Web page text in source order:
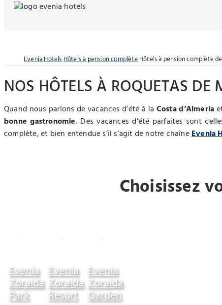
Evenia HotelsHôtels à pension complèteHôtels à pension complète
NOS HÔTELS À ROQUETAS
Quand nous parlons de vacances d’été à la Costa d’Almeria
bonne gastronomie. Des vacances d’été parfaites sont
complète, et bien entendue s’il s’agit de notre chaîneEvenia
Choisissez
Evenia
Zoraida
Park
Evenia
Zoraida
Resort
Evenia
Zoraida
Garden